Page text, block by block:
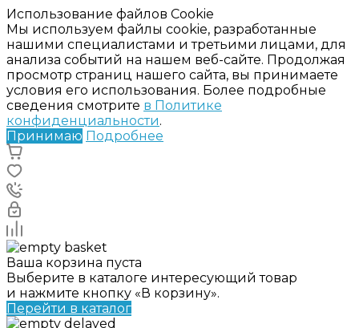
Использование файлов Cookie
Мы используем файлы cookie, разработанные
нашими специалистами и третьими лицами, для
анализа событий на нашем веб-сайте. Продолжая
просмотр страниц нашего сайта, вы принимаете
условия его использования. Более подробные
сведения смотрите в Политике
конфиденциальности.
Принимаю Подробнее
Ваша корзина пуста
Выберите в каталоге интересующий товар
и нажмите кнопку «В корзину».
Перейти в каталог